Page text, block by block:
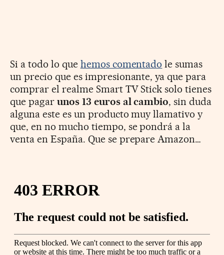
Si a todo lo que hemos comentado le sumas
un precio que es impresionante, ya que para
comprar el realme Smart TV Stick solo tienes
que pagar unos 13 euros al cambio, sin duda
alguna este es un producto muy llamativo y
que, en no mucho tiempo, se pondrá a la
venta en España. Que se prepare Amazon…